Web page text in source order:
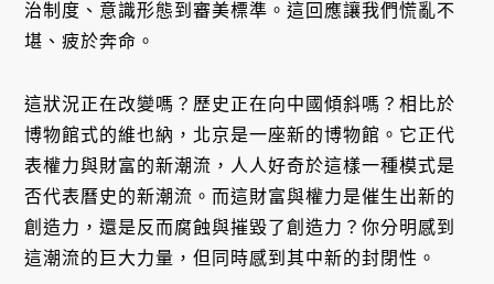
治制度、意識形態到審美標準。這回應讓我們慌亂不
堪、疲於奔命。
這狀況正在改變嗎？歷史正在向中國傾斜嗎？相比於
博物館式的維也納，北京是一座新的博物館。它正代
表權力與財富的新潮流，人人好奇於這樣一種模式是
否代表曆史的新潮流。而這財富與權力是催生出新的
創造力，還是反而腐蝕與摧毀了創造力？你分明感到
這潮流的巨大力量，但同時感到其中新的封閉性。